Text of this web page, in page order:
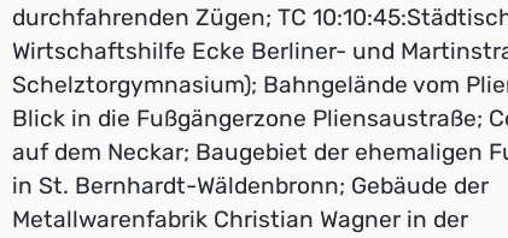
durchfahrenden Zügen; TC
Wirtschaftshilfe Ecke Berliner- und
Schelztorgymnasium); Bahngelände vom
Blick in die Fußgängerzone Pliensaustraße;
auf dem Neckar; Baugebiet der ehemaligen
in St. Bernhardt-Wäldenbronn; Gebäude der
Metallwarenfabrik Christian Wagner in der